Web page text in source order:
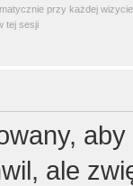
przy każdej wizycie
tej sesji
ale